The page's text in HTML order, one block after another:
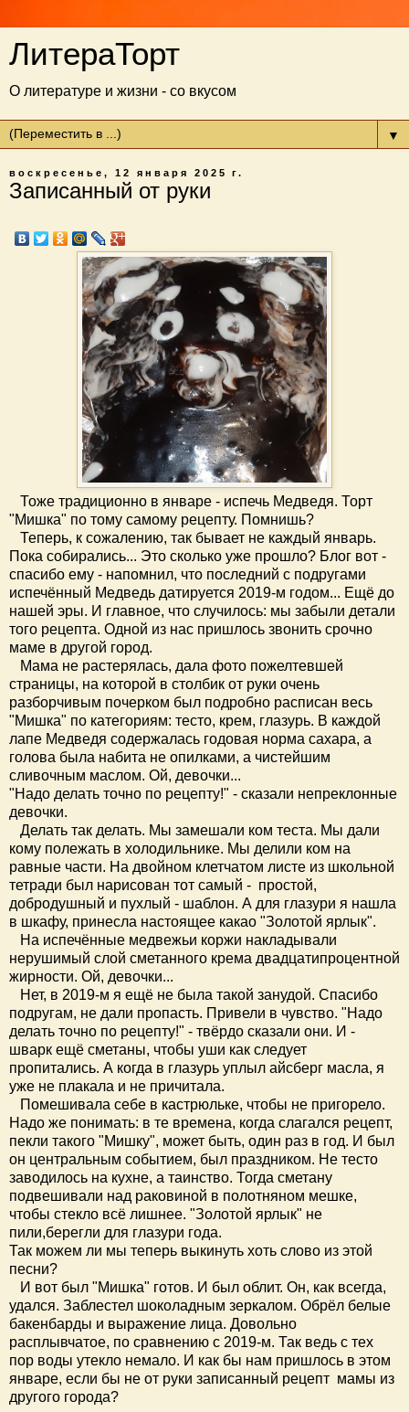
ЛитераТорт
О литературе и жизни - со вкусом
▼
воскресенье, 12 января 2025 г.
Записанный от руки
Тоже традиционно в январе - испечь Медведя. Торт
"Мишка" по тому самому рецепту. Помнишь?
Теперь, к сожалению, так бывает не каждый январь.
Пока собирались... Это сколько уже прошло? Блог вот -
спасибо ему - напомнил, что последний с подругами
испечённый Медведь датируется 2019-м годом... Ещё до
нашей эры. И главное, что случилось: мы забыли детали
того рецепта. Одной из нас пришлось звонить срочно
маме в другой город.
Мама не растерялась, дала фото пожелтевшей
страницы, на которой в столбик от руки очень
разборчивым почерком был подробно расписан весь
"Мишка" по категориям: тесто, крем, глазурь. В каждой
лапе Медведя содержалась годовая норма сахара, а
голова была набита не опилками, а чистейшим
сливочным маслом. Ой, девочки...
"Надо делать точно по рецепту!" - сказали непреклонные
девочки.
Делать так делать. Мы замешали ком теста. Мы дали
кому полежать в холодильнике. Мы делили ком на
равные части. На двойном клетчатом листе из школьной
тетради был нарисован тот самый - простой,
добродушный и пухлый - шаблон. А для глазури я нашла
в шкафу, принесла настоящее какао "Золотой ярлык".
На испечённые медвежьи коржи накладывали
нерушимый слой сметанного крема двадцатипроцентной
жирности. Ой, девочки...
Нет, в 2019-м я ещё не была такой занудой. Спасибо
подругам, не дали пропасть. Привели в чувство. "Надо
делать точно по рецепту!" - твёрдо сказали они. И -
шварк ещё сметаны, чтобы уши как следует
пропитались. А когда в глазурь уплыл айсберг масла, я
уже не плакала и не причитала.
Помешивала себе в кастрюльке, чтобы не пригорело.
Надо же понимать: в те времена, когда слагался рецепт,
пекли такого "Мишку", может быть, один раз в год. И был
он центральным событием, был праздником. Не тесто
заводилось на кухне, а таинство. Тогда сметану
подвешивали над раковиной в полотняном мешке,
чтобы стекло всё лишнее. "Золотой ярлык" не
пили,берегли для глазури года.
Так можем ли мы теперь выкинуть хоть слово из этой
песни?
И вот был "Мишка" готов. И был облит. Он, как всегда,
удался. Заблестел шоколадным зеркалом. Обрёл белые
бакенбарды и выражение лица. Довольно
расплывчатое, по сравнению с 2019-м. Так ведь с тех
пор воды утекло немало. И как бы нам пришлось в этом
январе, если бы не от руки записанный рецепт мамы из
другого города?